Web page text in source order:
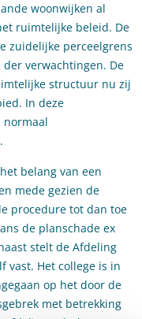
woonwijken al
ruimtelijke beleid. De
zuidelijke perceelgrens
verwachtingen. De
structuur nu zij
In deze
normaal
belang van een
mede gezien de
procedure tot dan toe
de planschade ex
stelt de Afdeling
vast. Het college is in
op het door de
met betrekking